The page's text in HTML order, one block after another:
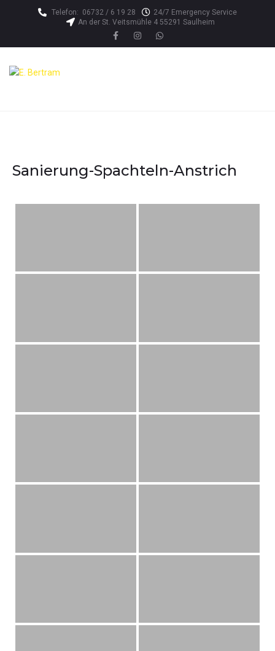
Telefon: 06732 / 6 19 28
24/7 Emergency Service
An der St. Veitsmühle 4 55291 Saulheim
Sanierung-Spachteln-Anstrich